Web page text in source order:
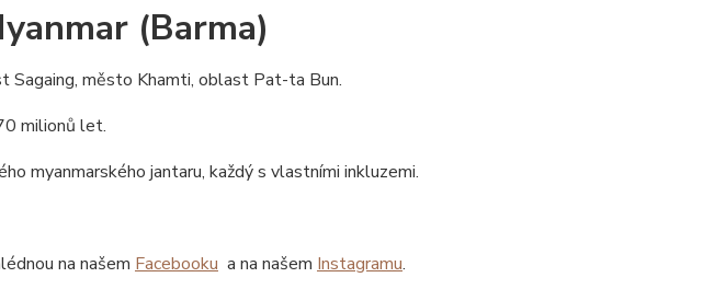
(Barma)
Sagaing, město Khamti, oblast Pat-ta Bun.
milionů let.
myanmarského jantaru, každý s vlastními inkluzemi.
na našem Facebooku a na našem Instagramu.